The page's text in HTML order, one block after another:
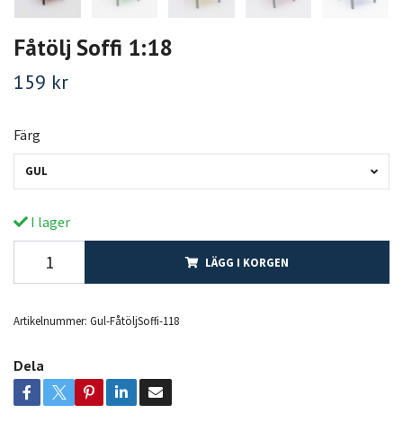
Fåtölj Soffi 1:18
159 kr
Färg
GUL
I lager
LÄGG I KORGEN
Artikelnummer: Gul-FåtöljSoffi-118
Dela